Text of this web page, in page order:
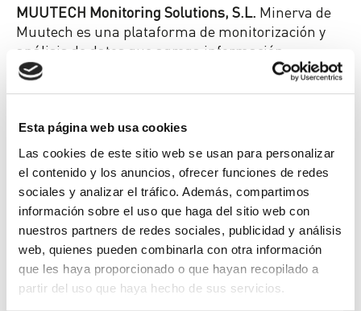
Esta página web usa cookies
Las cookies de este sitio web se usan para personalizar
el contenido y los anuncios, ofrecer funciones de redes
sociales y analizar el tráfico. Además, compartimos
información sobre el uso que haga del sitio web con
nuestros partners de redes sociales, publicidad y análisis
web, quienes pueden combinarla con otra información
que les haya proporcionado o que hayan recopilado a
partir del uso que haya hecho de sus servicios.
MUUTECH Monitoring Solutions, S.L. Minerva de
Muutech es una plataforma de monitorización y
análisis de datos que agrega información
procedente de sistemas IT, OT, IoT y de negocio, y
proporciona conocimiento accionable en tiempo
datos industriales en tiempo real, detectando y
anticipando dinámicamente problemas y
activando alertas inteligentes.
Setesca Group.Desarrollan soluciones de IA
personalizadas para empresas, como
herramientas conversacionales similares a
ChatGPT que, entrenadas con la documentación
interna de la empresa, facilitan la búsqueda y el
resumen de conocimiento corporativo; generación